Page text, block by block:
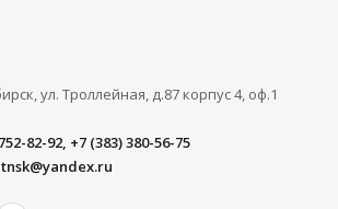
ул. Троллейная, д.87 корпус 4, оф.1
82-92, +7 (383) 380-56-75